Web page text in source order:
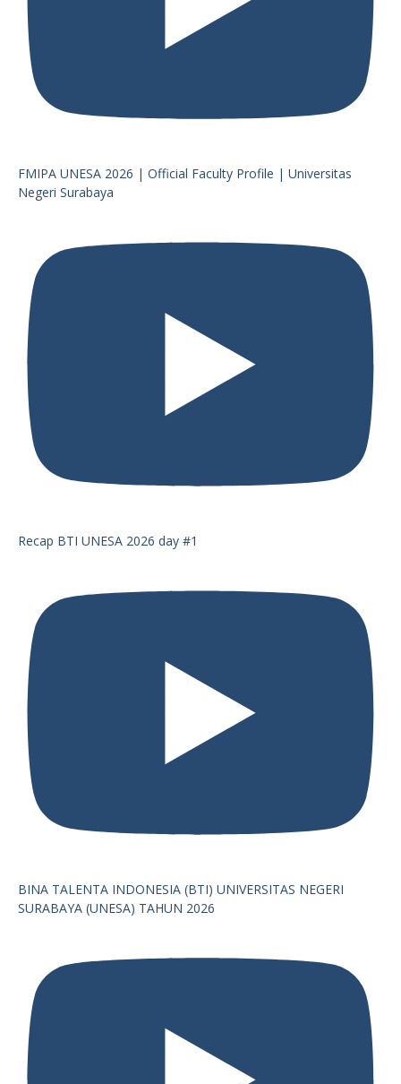
FMIPA UNESA 2026 | Official Faculty Profile | Universitas
Negeri Surabaya
Recap BTI UNESA 2026 day #1
BINA TALENTA INDONESIA (BTI) UNIVERSITAS NEGERI
SURABAYA (UNESA) TAHUN 2026